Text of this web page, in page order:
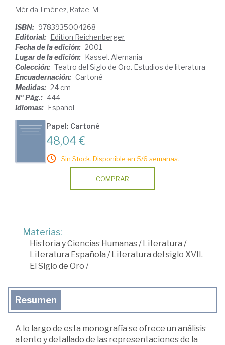
Mérida Jiménez, Rafael M.
ISBN: 9783935004268
Editorial: Edition Reichenberger
Fecha de la edición: 2001
Lugar de la edición: Kassel. Alemania
Colección: Teatro del Siglo de Oro. Estudios de literatura
Encuadernación: Cartoné
Medidas: 24 cm
Nº Pág.: 444
Idiomas: Español
Papel: Cartoné
48,04 €
Sin Stock. Disponible en 5/6 semanas.
COMPRAR
Materias:
Historia y Ciencias Humanas/Literatura /
Literatura Española /Literatura del siglo XVII.
El Siglo de Oro /
Resumen
A lo largo de esta monografía se ofrece un análisis
atento y detallado de las representaciones de la